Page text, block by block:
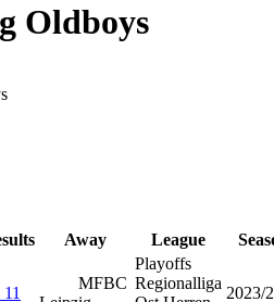
Oldboys
Away League
MFBC
Playoffs
Regionalliga
2023/